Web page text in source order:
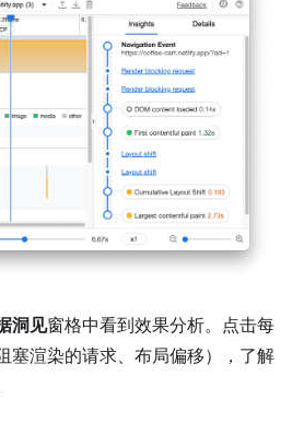
洞见窗格中看到效果分析。点击每
塞渲染的请求、布局偏移），了解